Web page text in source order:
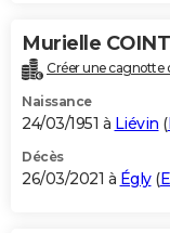
Murielle COINT
Créer une cagnotte
Naissance
24/03/1951 à Liévin (
Décès
26/03/2021 à Égly(